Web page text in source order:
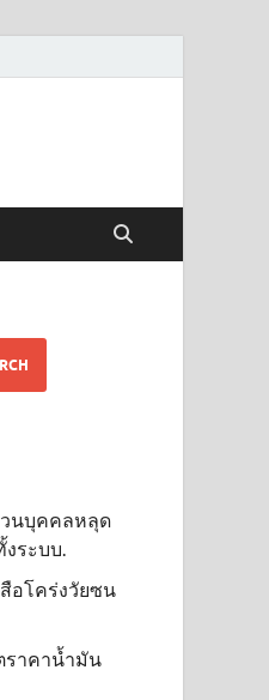
วนบุคคลหลุด
ระบบ.
อโคร่งวัยซน
ราคาน้ำมัน